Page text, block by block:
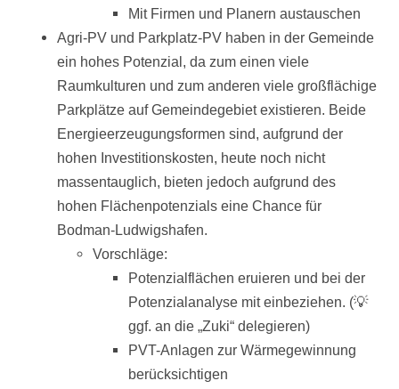
Mit Firmen und Planern austauschen
Agri-PV und Parkplatz-PV haben in der Gemeinde
ein hohes Potenzial, da zum einen viele
Raumkulturen und zum anderen viele großflächige
Parkplätze auf Gemeindegebiet existieren. Beide
Energieerzeugungsformen sind, aufgrund der
hohen Investitionskosten, heute noch nicht
massentauglich, bieten jedoch aufgrund des
hohen Flächenpotenzials eine Chance für
Bodman-Ludwigshafen.
Vorschläge:
Potenzialflächen eruieren und bei der
Potenzialanalyse mit einbeziehen. (💡
ggf. an die „Zuki“ delegieren)
PVT-Anlagen zur Wärmegewinnung
berücksichtigen